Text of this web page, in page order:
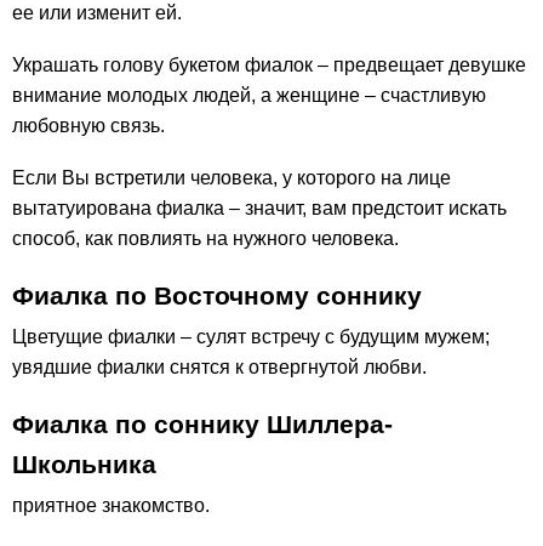
ее или изменит ей.
Украшать голову букетом фиалок – предвещает девушке
внимание молодых людей, а женщине – счастливую
любовную связь.
Если Вы встретили человека, у которого на лице
вытатуирована фиалка – значит, вам предстоит искать
способ, как повлиять на нужного человека.
Фиалка по Восточному соннику
Цветущие фиалки – сулят встречу с будущим мужем;
увядшие фиалки снятся к отвергнутой любви.
Фиалка по соннику Шиллера-
Школьника
приятное знакомство.